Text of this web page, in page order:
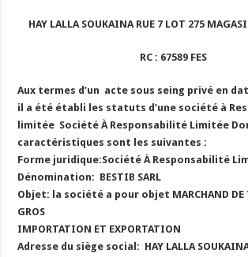
HAY LALLA SOUKAINA RUE 7 LOT 275
RC : 67589 FES
Aux termes d’un acte sous seing privé en
il a été établi les statuts d’une société à
limitée Société À Responsabilité Limitée
caractéristiques sont les suivantes :
Forme juridique:Société À Responsabilité
Dénomination: BESTIB SARL
Objet: la société a pour objet MARCHAND DE
GROS
IMPORTATION ET EXPORTATION
Adresse du siège social: HAY LALLA SOUKAINA